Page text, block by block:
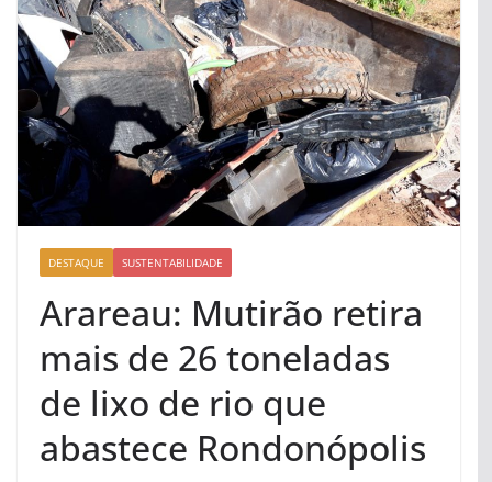
DESTAQUE SUSTENTABILIDADE
Arareau: Mutirão retira
mais de 26 toneladas
de lixo de rio que
abastece Rondonópolis